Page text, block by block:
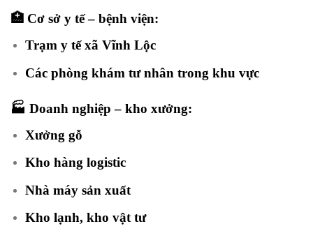
🏥 Cơ sở y tế – bệnh viện:
Trạm y tế xã Vĩnh Lộc
Các phòng khám tư nhân trong khu vực
🏭 Doanh nghiệp – kho xưởng:
Xưởng gỗ
Kho hàng logistic
Nhà máy sản xuất
Kho lạnh, kho vật tư